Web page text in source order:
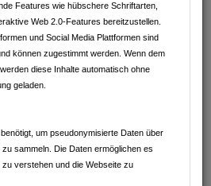
Features wie hübschere Schriftarten,
Web 2.0-Features bereitzustellen.
und Social Media Plattformen sind
können zugestimmt werden. Wenn dem
diese Inhalte automatisch ohne
geladen.
um pseudonymisierte Daten über
sammeln. Die Daten ermöglichen es
verstehen und die Webseite zu
mit FS Kl.
in
Reisen zu den führenden
Heilbronn. Wir planen und
mit Schwerpunkt Europa in Form
Theater- und Festspielreisen,
und Vereinsausflügen. Unser